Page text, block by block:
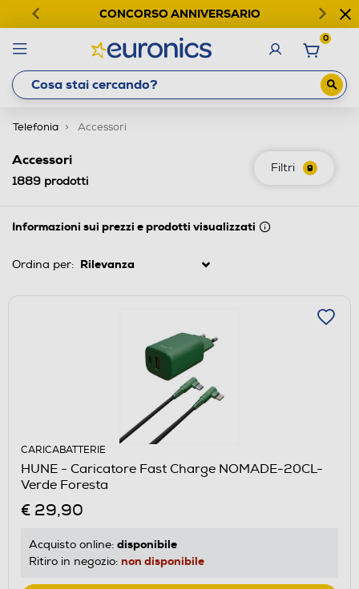
CONCORSO ANNIVERSARIO
0
Telefonia Accessori
Filtri 9
Accessori
1889 prodotti
Informazioni sui prezzi e prodotti visualizzati
Ordina per:
CARICABATTERIE
HUNE - Caricatore Fast Charge NOMADE-20CL-
Verde Foresta
€ 29,90
Acquisto online: disponibile
Ritiro in negozio: non disponibile